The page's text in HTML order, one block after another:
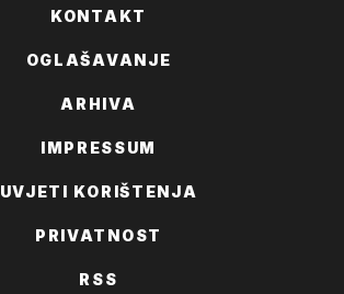
KONTAKT
OGLAŠAVANJE
ARHIVA
IMPRESSUM
UVJETI KORIŠTENJA
PRIVATNOST
RSS